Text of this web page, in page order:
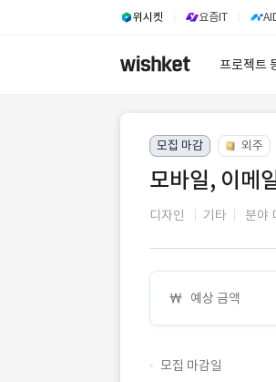
위시켓 요즘IT
프로젝트
모집 마감 외주
모바일, 이메
디자인 기타 분야
예상 금액
모집 마감일